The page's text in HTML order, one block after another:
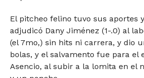
El pitcheo felino tuvo sus aportes
adjudicó Dany Jiménez (1-.0) al
(el 7mo,) sin hits ni carrera, y dio
bolas, y el salvamento fue para el
Asencio, al subir a la lomita en el